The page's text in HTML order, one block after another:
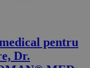
pentru
Dr.